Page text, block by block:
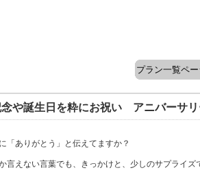
プラン一覧ペ
や誕生日を粋にお祝い アニバーサ
「ありがとう」と伝えてますか？
言えない言葉でも、きっかけと、少しのサプライズ